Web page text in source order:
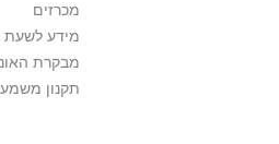
מכרזים
מידע לשעת
מבקרת
תקנון